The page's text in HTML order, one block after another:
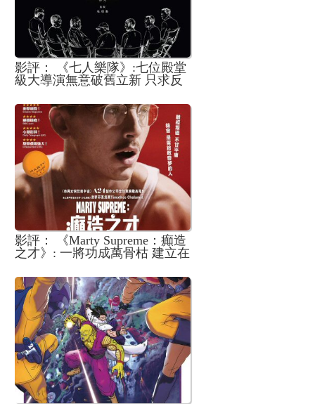
影評： 《七人樂隊》:七位殿堂
級大導演無意破舊立新 只求反
影評： 《Marty Supreme：癲造
之才》: 一將功成萬骨枯 建立在